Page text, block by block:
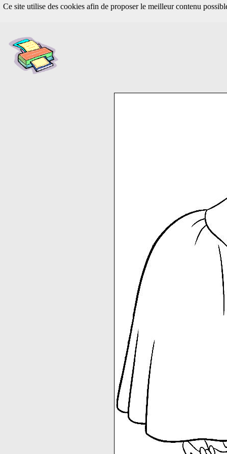
Ce site utilise des cookies afin de proposer le meilleur contenu